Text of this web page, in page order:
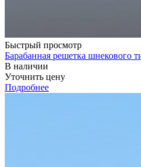
Быстрый просмотр
Барабанная решетка шнекового
В наличии
Уточнить цену
Подробнее